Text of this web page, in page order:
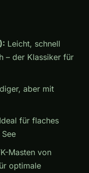
Leicht, schnell
– der Klassiker für
aber mit
Ideal für flaches
Masten von
optimale